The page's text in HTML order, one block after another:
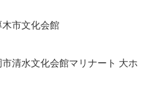
市文化会館
清水文化会館マリナート 大ホ